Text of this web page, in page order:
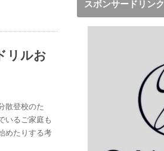
リルお
散登校のた
いるご家庭も
めたりする考
スボンサードリンク